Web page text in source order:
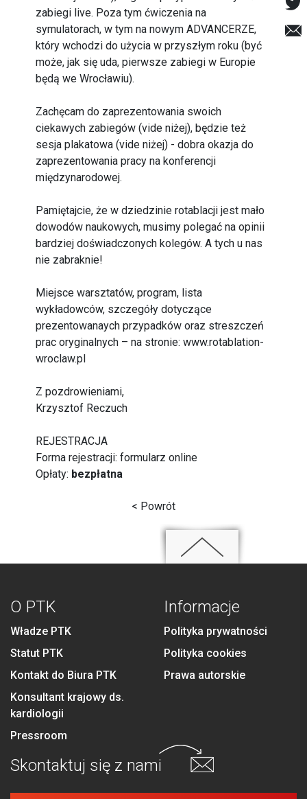
zabiegi live. Poza tym ćwiczenia na
symulatorach, w tym na nowym ADVANCERZE,
który wchodzi do użycia w przyszłym roku (być
może, jak się uda, pierwsze zabiegi w Europie
będą we Wrocławiu).
Zachęcam do zaprezentowania swoich
ciekawych zabiegów (vide niżej), będzie też
sesja plakatowa (vide niżej) - dobra okazja do
zaprezentowania pracy na konferencji
międzynarodowej.
Pamiętajcie, że w dziedzinie rotablacji jest mało
dowodów naukowych, musimy polegać na opinii
bardziej doświadczonych kolegów. A tych u nas
nie zabraknie!
Miejsce warsztatów, program, lista
wykładowców, szczegóły dotyczące
prezentowanaych przypadków oraz streszczeń
prac oryginalnych – na stronie: www.rotablation-
wroclaw.pl
Z pozdrowieniami,
Krzysztof Reczuch
REJESTRACJA
Forma rejestracji: formularz online
Opłaty: bezpłatna
< Powrót
O PTK
Władze PTK
Statut PTK
Kontakt do Biura PTK
Konsultant krajowy ds.
kardiologii
Pressroom
Informacje
Polityka prywatności
Polityka cookies
Prawa autorskie
Skontaktuj się z nami